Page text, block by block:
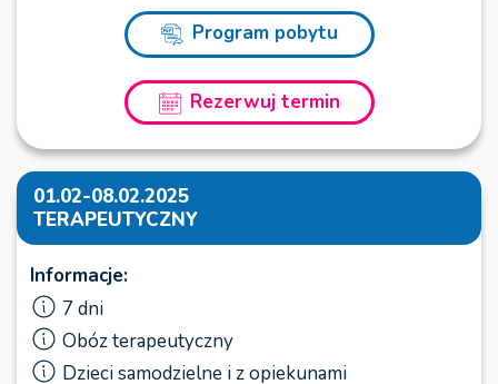
Program pobytu
Rezerwuj termin
01.02-08.02.2025
TERAPEUTYCZNY
Informacje:
7 dni
Obóz terapeutyczny
Dzieci samodzielne i z opiekunami